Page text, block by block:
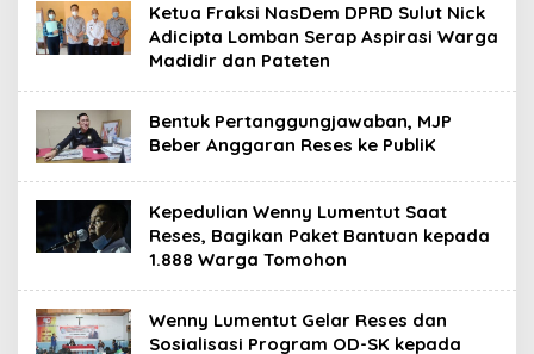
Ketua Fraksi NasDem DPRD Sulut Nick
Adicipta Lomban Serap Aspirasi Warga
Madidir dan Pateten
Bentuk Pertanggungjawaban, MJP
Beber Anggaran Reses ke PubliK
Kepedulian Wenny Lumentut Saat
Reses, Bagikan Paket Bantuan kepada
1.888 Warga Tomohon
Wenny Lumentut Gelar Reses dan
Sosialisasi Program OD-SK kepada